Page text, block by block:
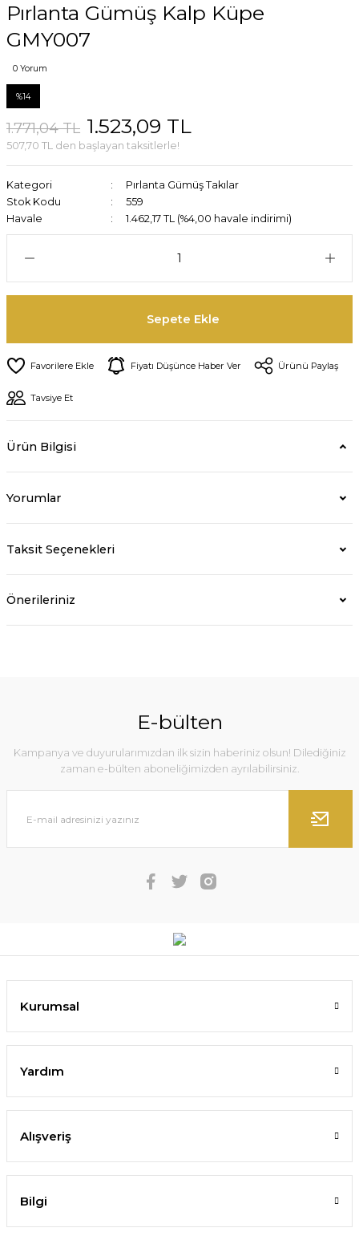
Pırlanta Gümüş Kalp Küpe
GMY007
0 Yorum
%14
1.771,04 TL 1.523,09 TL
507,70 TL den başlayan taksitlerle!
Kategori
Pırlanta Gümüş Takılar
Stok Kodu
559
Havale
1.462,17 TL (%4,00 havale indirimi)
Sepete Ekle
Fiyatı Düşünce Haber Ver Ürünü Paylaş
Tavsiye Et
Ürün Bilgisi
Yorumlar
Taksit Seçenekleri
Önerileriniz
E-bülten
Kampanya ve duyurularımızdan ilk sizin haberiniz olsun! Dilediğiniz
zaman e-bülten aboneliğimizden ayrılabilirsiniz.
Kurumsal
Yardım
Alışveriş
Bilgi